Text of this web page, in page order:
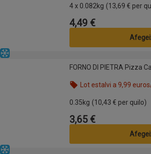
4 x 0.082kg (13,69 € per
Preu
4,49 €
FORNO DI PIETRA Pizza Caprese
Congelat
FORNO DI PIETRA Pizza
Lot estalvi a 9,99
0.35kg (10,43 € per quilo)
Preu
3,65 €